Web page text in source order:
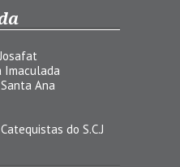
Imaculada
Ana
do S.C.J